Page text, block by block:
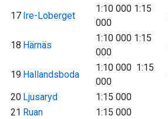
17 Ire-Loberget
1:10 000 1:15
000
18 Härnäs
1:10 000 1:15
000
19 Hallandsboda
1:10 000 1:15
000
20 Ljusaryd 1:15 000
21 Ruan 1:15 000